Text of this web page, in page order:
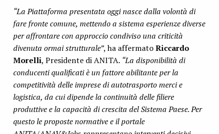
“La Piattaforma presentata oggi nasce dalla volontà di
fare fronte comune, mettendo a sistema esperienze diverse
per affrontare con approccio condiviso una criticità
divenuta ormai strutturale”, ha affermatoRiccardo
Morelli, Presidente di ANITA. “La disponibilità di
conducenti qualificati è un fattore abilitante per la
competitività delle imprese di autotrasporto merci e
logistica, da cui dipende la continuità delle filiere
produttive e la capacità di crescita del Sistema Paese. Per
questo le proposte normative e il portale